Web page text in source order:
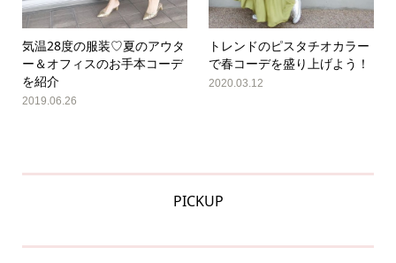
気温28度の服装♡夏のアウタ
ー＆オフィスのお手本コーデ
を紹介
2019.06.26
トレンドのピスタチオカラー
で春コーデを盛り上げよう！
2020.03.12
PICKUP